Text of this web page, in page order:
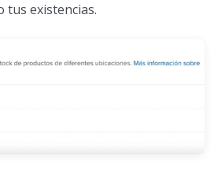
tus existencias.